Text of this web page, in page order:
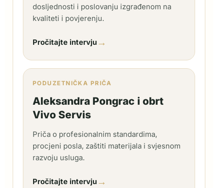
dosljednosti i poslovanju izgrađenom na
kvaliteti i povjerenju.
Pročitajte intervju →
PODUZETNIČKA PRIČA
Aleksandra Pongrac i obrt
Vivo Servis
Priča o profesionalnim standardima,
procjeni posla, zaštiti materijala i svjesnom
razvoju usluga.
Pročitajte intervju →